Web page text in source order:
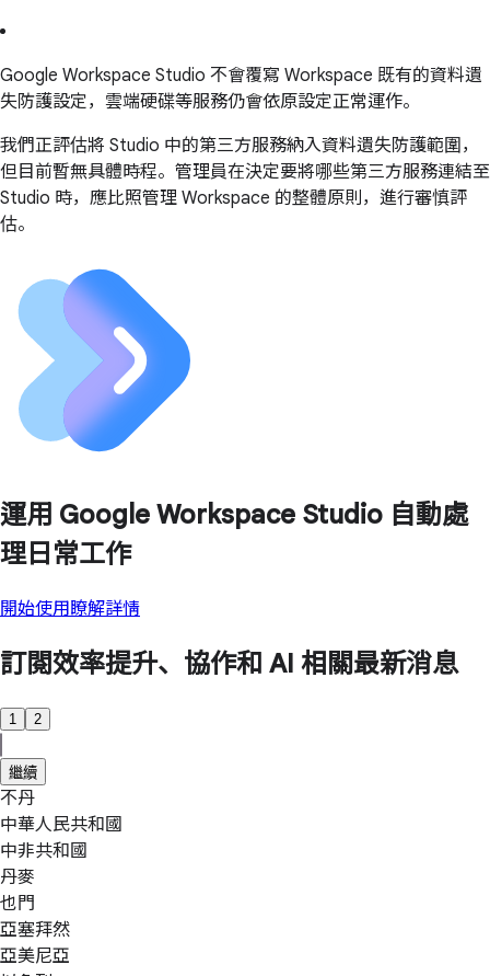
Google Workspace Studio 不會覆寫 Workspace 既有的資料遺
失防護設定，雲端硬碟等服務仍會依原設定正常運作。
我們正評估將 Studio 中的第三方服務納入資料遺失防護範圍，
但目前暫無具體時程。管理員在決定要將哪些第三方服務連結至
Studio 時，應比照管理 Workspace 的整體原則，進行審慎評
估。
運用 Google Workspace Studio 自動處
理日常工作
開始使用瞭解詳情
訂閱效率提升、協作和 AI 相關最新消息
1 2
繼續
不丹
中華人民共和國
中非共和國
丹麥
也門
亞塞拜然
亞美尼亞